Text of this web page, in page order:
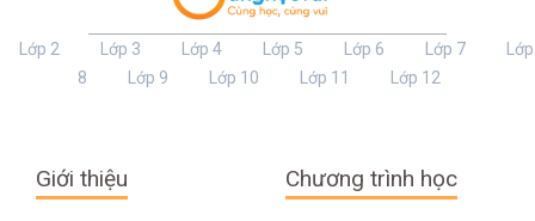
Lớp 2 Lớp 3 Lớp 4 Lớp 5 Lớp 6 Lớp 7
Lớp
8
Lớp 9 Lớp 10 Lớp 11 Lớp 12
Giới thiệu Chương trình học